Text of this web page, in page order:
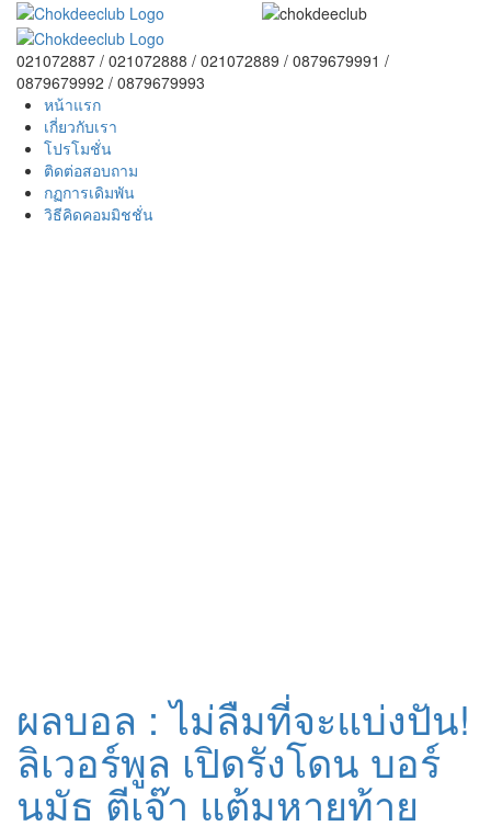
021072887 / 021072888 / 021072889 / 0879679991 /
0879679992 / 0879679993
หน้าแรก
เกี่ยวกับเรา
โปรโมชั่น
ติดต่อสอบถาม
กฏการเดิมพัน
วิธีคิดคอมมิชชั่น
ผลบอล : ไม่ลืมที่จะแบ่งปัน!
ลิเวอร์พูล เปิดรังโดน บอร์
นมัธ ตีเจ๊า แต้มหายท้าย